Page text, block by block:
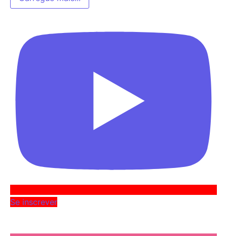
Se inscrever